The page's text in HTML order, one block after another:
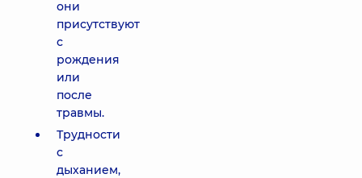
они
присутствуют
с
рождения
или
после
травмы.
Трудности
с
дыханием,